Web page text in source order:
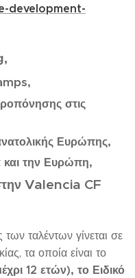
development-
στις
Ευρώπης,
την Ευρώπη,
Valencia CF
ταλέντων γίνεται σε
τα οποία είναι το
12 ετών), το Ειδικό